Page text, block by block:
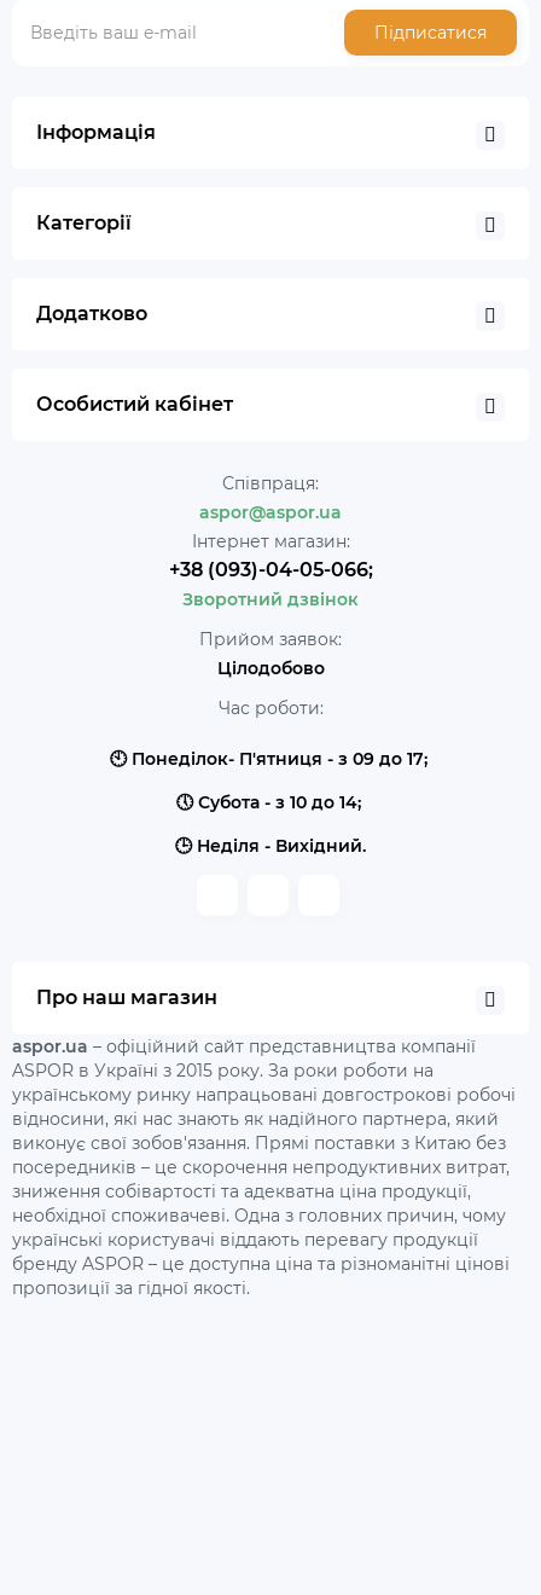
Підписатися
Інформація
Категорії
Додатково
Особистий кабінет
Співпраця:
aspor@aspor.ua
Інтернет магазин:
+38 (093)-04-05-066;
Зворотний дзвінок
Прийом заявок:
Цілодобово
Час роботи:
🕙 Понеділок- П'ятниця - з 09 до 17;
🕔 Субота - з 10 до 14;
🕒 Неділя - Вихідний.
Про наш магазин
aspor.ua – офіційний сайт представництва компанії
ASPOR в Україні з 2015 року. За роки роботи на
українському ринку напрацьовані довгострокові робочі
відносини, які нас знають як надійного партнера, який
виконує свої зобов'язання. Прямі поставки з Китаю без
посередників – це скорочення непродуктивних витрат,
зниження собівартості та адекватна ціна продукції,
необхідної споживачеві. Одна з головних причин, чому
українські користувачі віддають перевагу продукції
бренду ASPOR – це доступна ціна та різноманітні цінові
пропозиції за гідної якості.